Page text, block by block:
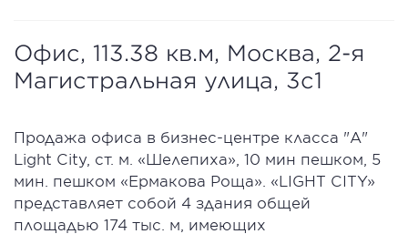
Офис, 113.38 кв.м, Москва, 2-я
Магистральная улица, 3с1
Продажа офиса в бизнес-центре класса "А"
Light City, cт. м. «Шелепиха», 10 мин пешком, 5
мин. пешком «Ермакова Роща». «LIGHT CITY»
представляет собой 4 здания общей
площадью 174 тыс. м, имеющих